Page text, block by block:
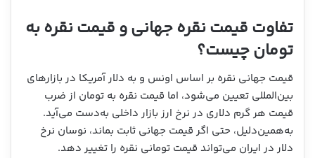
تفاوت قیمت نقره جهانی و قیمت نقره به
تومان چیست؟
قیمت جهانی نقره بر اساس اونس و به دلار آمریکا در بازارهای
بین‌المللی تعیین می‌شود، اما قیمت نقره به تومان از ضرب
قیمت هر گرم دلاری در نرخ ارز بازار داخلی به‌دست می‌آید.
به‌همین‌دلیل، حتی اگر قیمت جهانی ثابت بماند، نوسان نرخ
دلار در ایران می‌تواند قیمت تومانی نقره را تغییر دهد.